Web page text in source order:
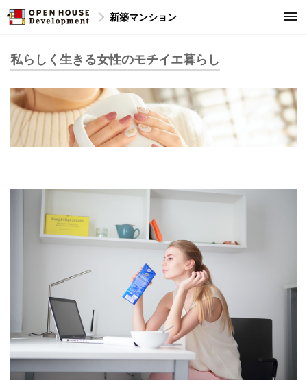
新築マンション
私らしく生きる女性のモチイエ暮らし